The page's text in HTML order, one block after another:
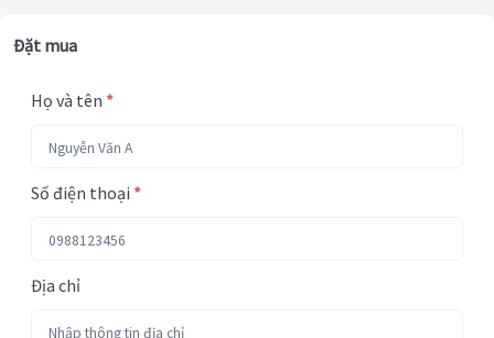
Đặt mua
Họ và tên *
Số điện thoại *
Địa chỉ